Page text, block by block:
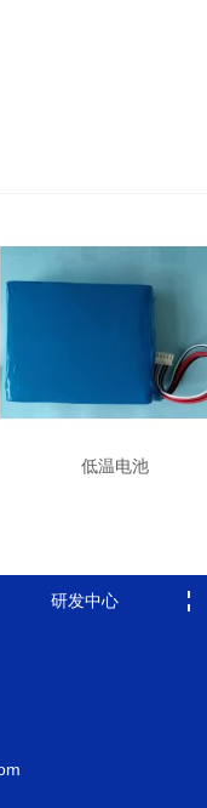
低温电池
研发中心